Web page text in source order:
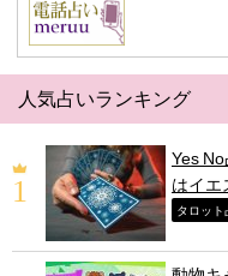
人気占いランキング
Yes
はイエ
タロット